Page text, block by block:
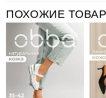
ПОХОЖИЕ